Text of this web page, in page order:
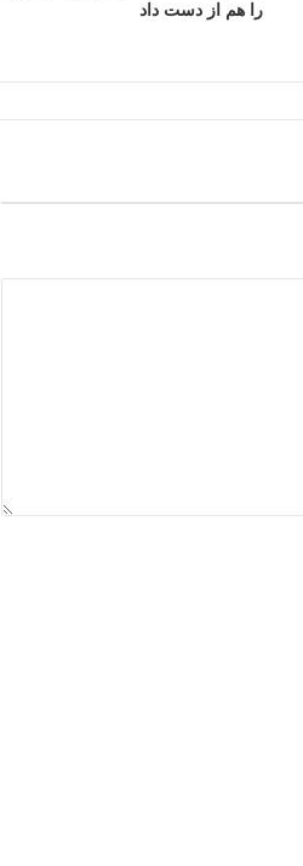
را هم از دست داد